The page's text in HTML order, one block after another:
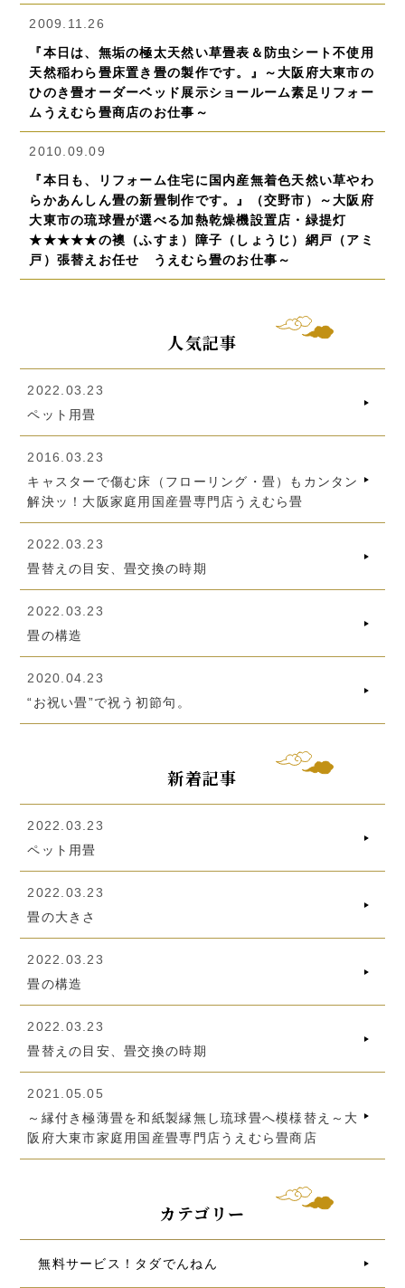
2009.11.26
『本日は、無垢の極太天然い草畳表＆防虫シート不使用
天然稲わら畳床置き畳の製作です。』～大阪府大東市の
ひのき畳オーダーベッド展示ショールーム素足リフォー
ムうえむら畳商店のお仕事～
2010.09.09
『本日も、リフォーム住宅に国内産無着色天然い草やわ
らかあんしん畳の新畳制作です。』（交野市）～大阪府
大東市の琉球畳が選べる加熱乾燥機設置店・緑提灯
★★★★★の襖（ふすま）障子（しょうじ）網戸（アミ
戸）張替えお任せ うえむら畳のお仕事～
人気記事
2022.03.23
ペット用畳
2016.03.23
キャスターで傷む床（フローリング・畳）もカンタン
解決ッ！大阪家庭用国産畳専門店うえむら畳
2022.03.23
畳替えの目安、畳交換の時期
2022.03.23
畳の構造
2020.04.23
“お祝い畳”で祝う初節句。
新着記事
2022.03.23
ペット用畳
2022.03.23
畳の大きさ
2022.03.23
畳の構造
2022.03.23
畳替えの目安、畳交換の時期
2021.05.05
～縁付き極薄畳を和紙製縁無し琉球畳へ模様替え～大
阪府大東市家庭用国産畳専門店うえむら畳商店
カテゴリー
無料サービス！タダでんねん